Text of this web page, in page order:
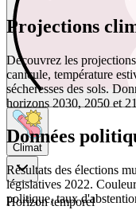
Climat
Horizon temporel
Projections
Découvrez les
canicule, température
sécheresses des sols.
horizons 2030, 2050 et
Données
Résultats des élections
législatives 2022.
politique, taux